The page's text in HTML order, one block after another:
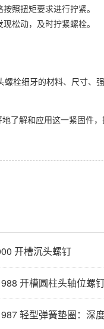
照扭矩要求进行拧紧。
松动，及时拧紧螺栓。
栓细牙的材料、尺寸、
了解和应用这一紧固件
开槽沉头螺钉
开槽圆柱头轴位螺
轻型弹簧垫圈：深度解